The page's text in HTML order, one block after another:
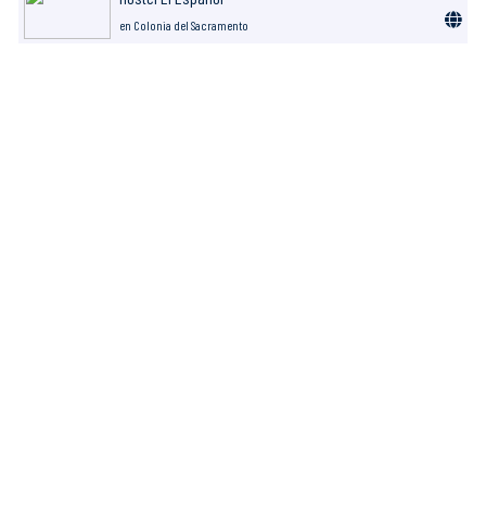
en Colonia del Sacramento